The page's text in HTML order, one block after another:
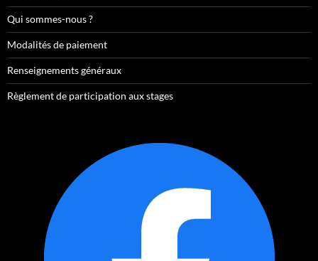
Qui sommes-nous ?
Modalités de paiement
Renseignements généraux
Règlement de participation aux stages